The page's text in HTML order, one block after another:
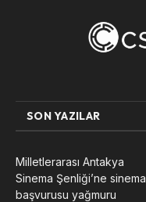
SON YAZILAR
Milletlerarası Antakya
Sinema Şenliği’ne sinema
başvurusu yağmuru